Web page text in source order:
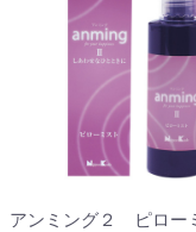
アンミング２ ピロー